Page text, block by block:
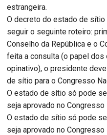
estrangeira.
O decreto do estado de
seguir o seguinte roteiro:
Conselho da República e o
feita a consulta (o papel
opinativo), o presidente
de sítio para o Congresso
O estado de sítio só pode
seja aprovado no Congresso
O estado de sítio só pode
seja aprovado no Congresso